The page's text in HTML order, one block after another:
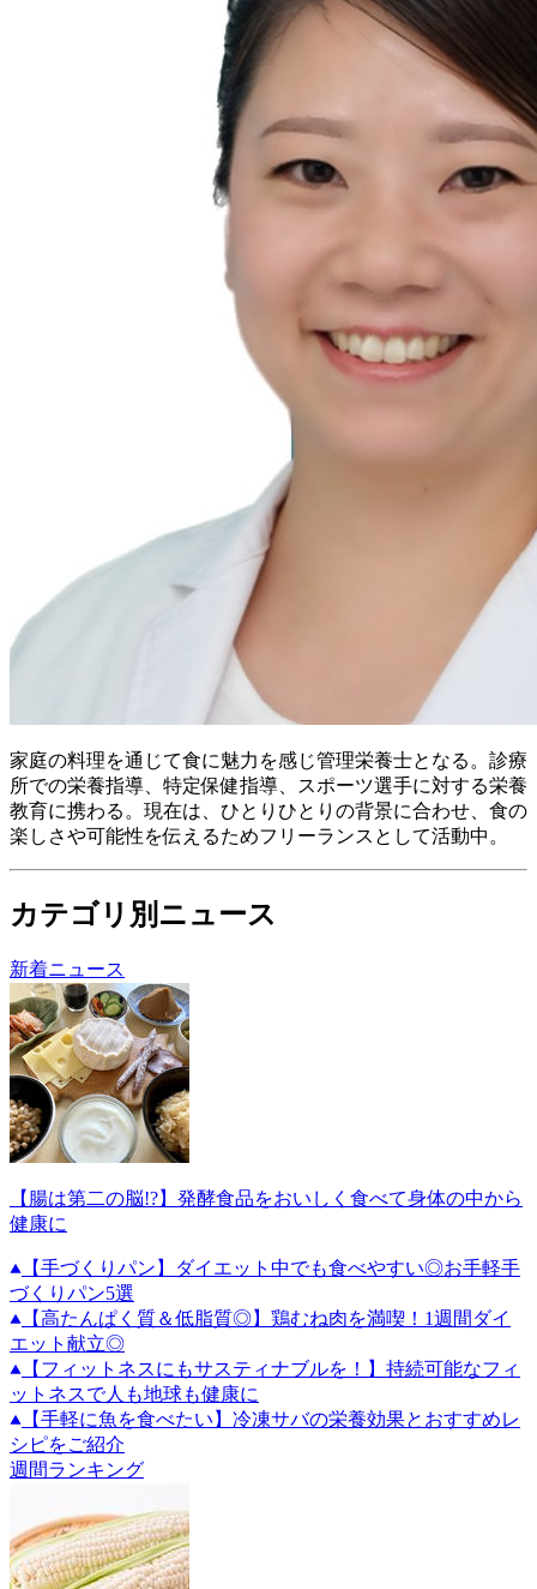
家庭の料理を通じて食に魅力を感じ管理栄養士となる。 診療
所での栄養指導、特定保健指導、スポーツ選手に対する栄養
教育に携わる。 現在は、ひとりひとりの背景に合わせ、食の
楽しさや可能性を伝えるためフリーランスとして活動中。
カテゴリ別ニュース
新着ニュース
【腸は第二の脳!?】発酵食品をおいしく食べて身体の中から
健康に
【手づくりパン】ダイエット中でも食べやすい◎お手軽手
づくりパン5選
【高たんぱく質＆低脂質◎】鶏むね肉を満喫！1週間ダイ
エット献立◎
【フィットネスにもサスティナブルを！】持続可能なフィ
ットネスで人も地球も健康に
【手軽に魚を食べたい】冷凍サバの栄養効果とおすすめレ
シピをご紹介
週間ランキング